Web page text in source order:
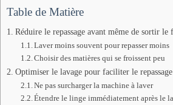
Table de Matière
Réduire le repassage avant même de sortir le
Laver moins souvent pour repasser moins
Choisir des matières qui se froissent peu
Optimiser le lavage pour faciliter le repassage
Ne pas surcharger la machine à laver
Étendre le linge immédiatement après le